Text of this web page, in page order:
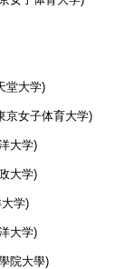
堂大学)
京女子体育大学)
大学)
大学)
学)
大学)
院大學)